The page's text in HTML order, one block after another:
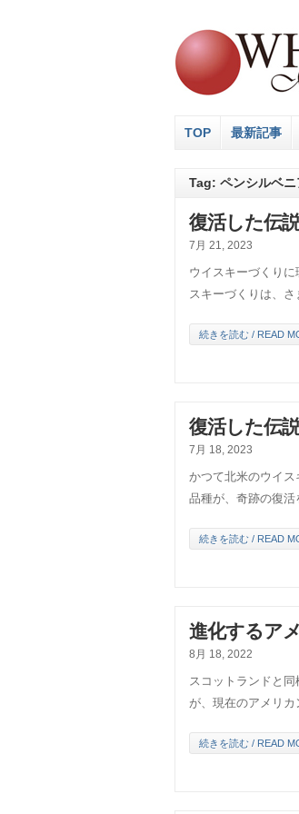
TOP 最新記事
Tag: ペンシルベニ
復活した伝
7月 21, 2023
ウイスキーづくり
スキーづくりは、さ
続きを読む / READ
復活した伝
7月 18, 2023
かつて北米のウイ
品種が、奇跡の復活
続きを読む / READ
進化するア
8月 18, 2022
スコットランドと
が、現在のアメリカ
続きを読む / READ